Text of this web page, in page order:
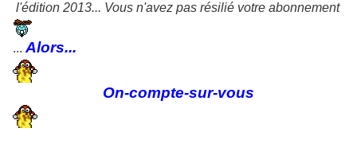
l'édition 2013... Vous n'avez pas résilié votre abonnement
... Alors...
On-compte-sur-vous